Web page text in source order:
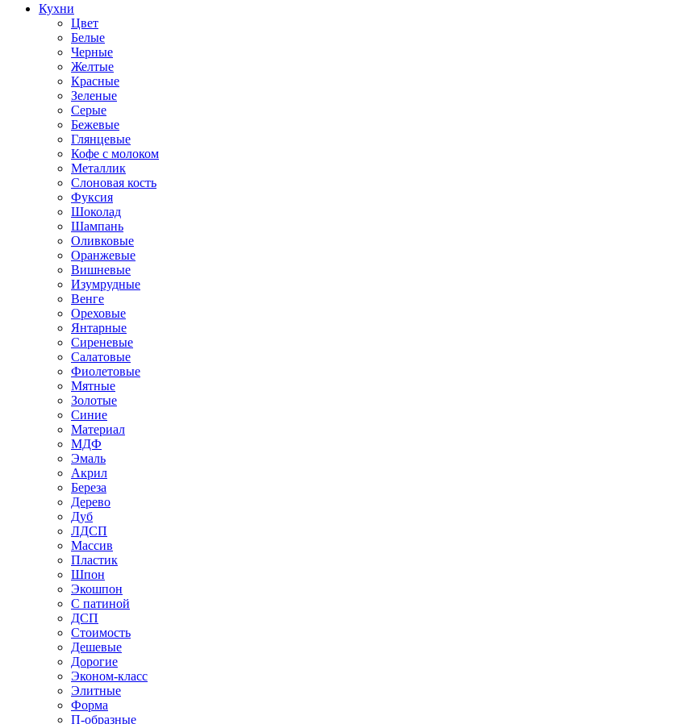
Кухни
Цвет
Белые
Черные
Желтые
Красные
Зеленые
Серые
Бежевые
Глянцевые
Кофе с молоком
Металлик
Слоновая кость
Фуксия
Шоколад
Шампань
Оливковые
Оранжевые
Вишневые
Изумрудные
Венге
Ореховые
Янтарные
Сиреневые
Салатовые
Фиолетовые
Мятные
Золотые
Синие
Материал
МДФ
Эмаль
Акрил
Береза
Дерево
Дуб
ЛДСП
Массив
Пластик
Шпон
Экошпон
С патиной
ДСП
Стоимость
Дешевые
Дорогие
Эконом-класс
Элитные
Форма
П-образные